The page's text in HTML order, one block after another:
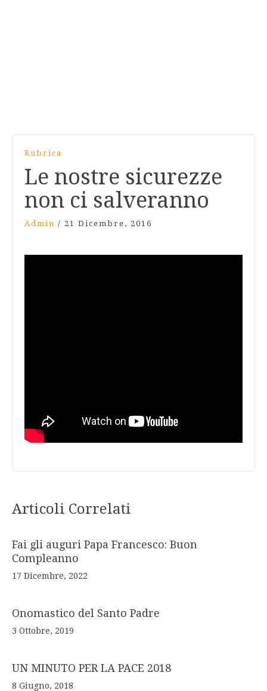
Rubrica
Le nostre sicurezze
non ci salveranno
Admin / 21 Dicembre, 2016
Articoli Correlati
Fai gli auguri Papa Francesco: Buon
Compleanno
17 Dicembre, 2022
Onomastico del Santo Padre
3 Ottobre, 2019
UN MINUTO PER LA PACE 2018
8 Giugno, 2018